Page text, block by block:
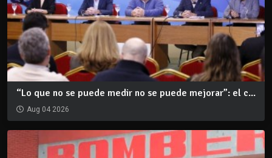
“Lo que no se puede medir no se puede mejorar”: el c...
Aug 04 2026